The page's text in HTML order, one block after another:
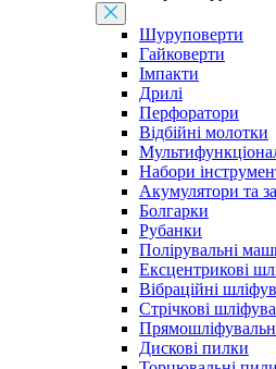
Шуруповерти
Гайковерти
Імпакти
Дрилі
Перфоратори
Відбійні молотки
Набори
Акумулятори та
Болгарки
Рубанки
Полірувальні
Ексцентрикові
Вібраційні
Стрічкові
Дискові пилки